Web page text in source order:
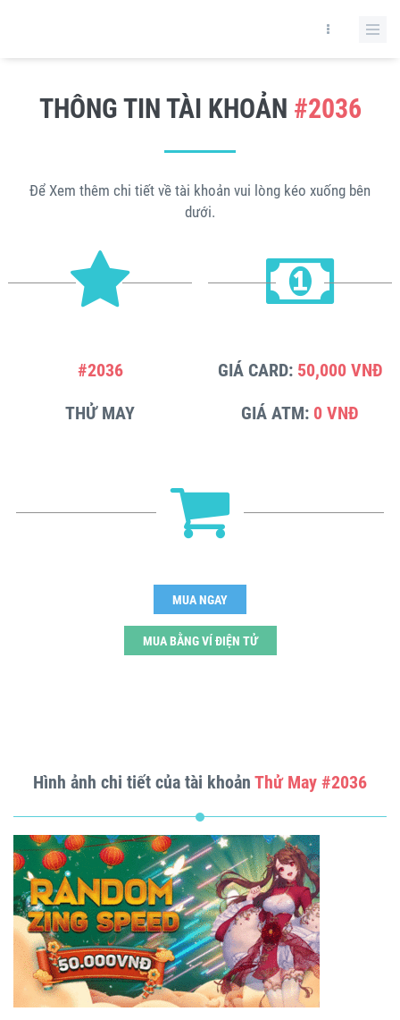
THÔNG TIN TÀI KHOẢN #2036
Để Xem thêm chi tiết về tài khoản vui lòng kéo xuống bên
dưới.
#2036
THỬ MAY
GIÁ CARD: 50,000 VNĐ
GIÁ ATM: 0 VNĐ
MUA NGAY
MUA BẰNG VÍ ĐIỆN TỬ
Hình ảnh chi tiết của tài khoản Thử May #2036